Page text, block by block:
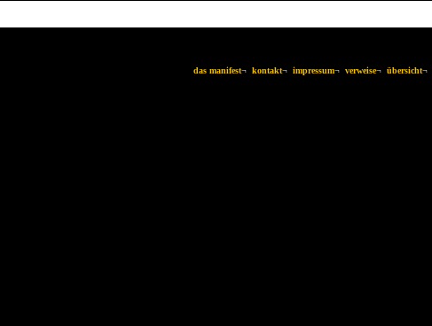
das manifest¬ kontakt¬ impressum¬ verweise¬ übersicht¬